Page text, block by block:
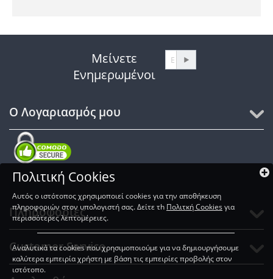
Μείνετε
Ενημερωμένοι
Ο Λογαριασμός μου
SSL Certificates
Πληροφορίες
Customer Service
Πολιτική Cookies
Αυτός ο ιστότοπος χρησιμοποιεί cookies για την αποθήκευση
πληροφοριών στον υπολογιστή σας. Δείτε τh Πολιτκή Cookies για
περισσότερες λεπτομέρειες.
Αναλυτικά τα cookies που χρησιμοποιούμε για να δημιουργήσουμε
καλύτερα εμπειρία χρήστη με βάση τις εμπειρίες προβολής στον
ιστότοπο.